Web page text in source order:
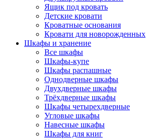
Ящик под кровать
Детские кровати
Кроватные основания
Кровати для новорожденных
Шкафы и хранение
Все шкафы
Шкафы-купе
Шкафы распашные
Однодверные шкафы
Двухдверные шкафы
Трёхдверные шкафы
Шкафы четырехдверные
Угловые шкафы
Навесные шкафы
Шкафы для книг